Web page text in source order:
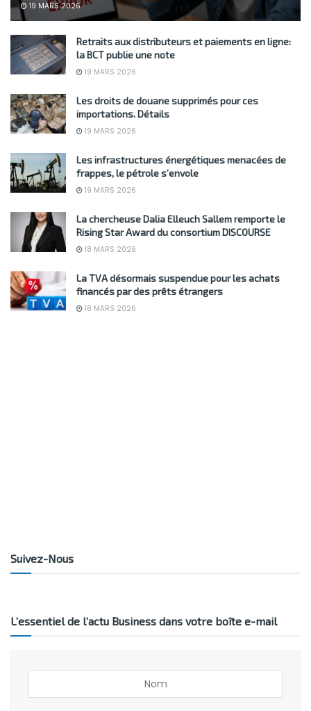
19 MARS 2026
Retraits aux distributeurs et paiements en ligne:
la BCT publie une note
19 MARS 2026
Les droits de douane supprimés pour ces
importations. Détails
19 MARS 2026
Les infrastructures énergétiques menacées de
frappes, le pétrole s’envole
19 MARS 2026
La chercheuse Dalia Elleuch Sallem remporte le
Rising Star Award du consortium DISCOURSE
18 MARS 2026
La TVA désormais suspendue pour les achats
financés par des prêts étrangers
18 MARS 2026
Suivez-Nous
L’essentiel de l’actu Business dans votre boîte e-mail